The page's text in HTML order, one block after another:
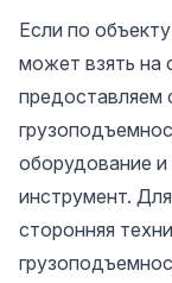
Если по
может взять на
предоставляем
оборудование
инструмент.
сторонняя